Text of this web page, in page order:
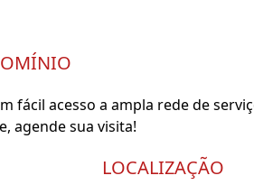
fácil acesso a ampla rede de
agende sua visita!
LOCALIZAÇÃO